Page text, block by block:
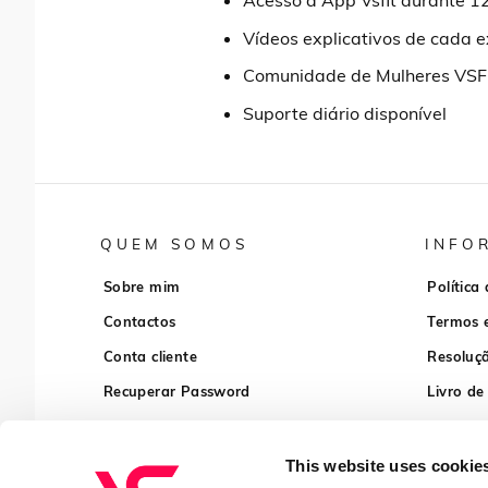
This website uses
Vídeos explicativos de cada
Comunidade de Mulheres
Suporte diário disponível
QUEM SOMOS
Sobre mim
Contactos
Conta cliente
Recuperar Password
Política
Termos
Livro de